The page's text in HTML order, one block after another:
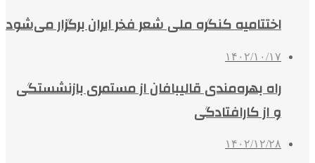
اختتامیه کنگره ملی شعر فخر ایران برگزار می‌شود
۱۴۰۲/۱۰/۱۷
راه بهره‌مندی قالیبافان از مستمری بازنشستگی
و از کارافتادگی
۱۴۰۲/۱۲/۲۸